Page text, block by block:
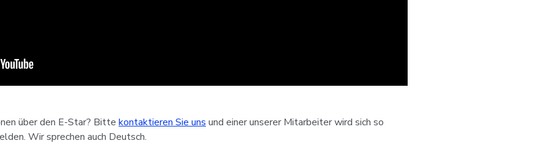
über den E-Star? Bitte kontaktieren Sie uns und einer unserer Mitarbeiter wird sich so
Wir sprechen auch Deutsch.